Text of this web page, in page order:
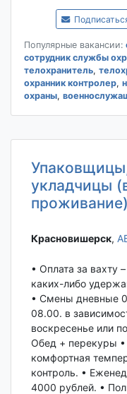
Популярные вакансии:
сотрудник службы
телохранитель,
охранник контролер,
охраны,
укладчицы
проживание)
Красновишерск‎,
• Оплата за вахту
каких-либо
• Смены дневные
08.00. в
воскресенье или
Обед + перекуры •
комфортная
контроль. •
4000 рублей. •